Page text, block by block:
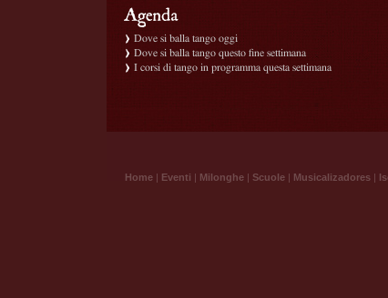
Dove si balla tango oggi
Dove si balla tango questo fine settimana
I corsi di tango in programma questa settimana
Home | Eventi | Milonghe | Scuole | Musicalizadores |